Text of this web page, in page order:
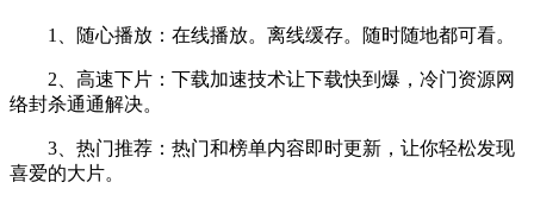
1、随心播放：在线播放。离线缓存。随时随地都可看。
2、高速下片：下载加速技术让下载快到爆，冷门资源网
络封杀通通解决。
3、热门推荐：热门和榜单内容即时更新，让你轻松发现
喜爱的大片。